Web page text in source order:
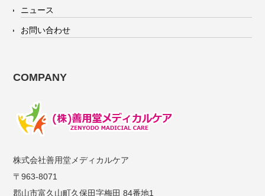
ニュース
お問い合わせ
COMPANY
株式会社善用堂メディカルケア
〒963-8071
郡山市富久山町久保田字梅田 84番地1